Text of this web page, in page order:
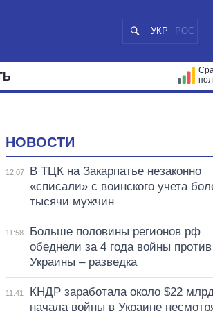
УКР РОС
НОВОСТИ
12:07
В ТЦК на Закарпатье незаконно
«списали» с воинского учета
тысячи мужчин
11:58
Больше половины регионов рф
обеднели за 4 года войны против
Украины – разведка
11:41
КНДР заработала около $22
начала войны в Украине